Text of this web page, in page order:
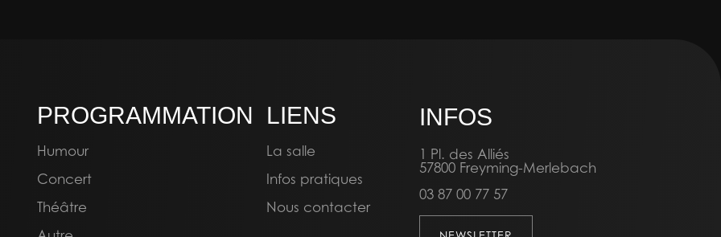
PROGRAMMATION
Humour
Concert
Théâtre
LIENS
La salle
Infos pratiques
Nous contacter
INFOS
1 Pl. des Alliés
57800 Freyming-Merlebach
03 87 00 77 57